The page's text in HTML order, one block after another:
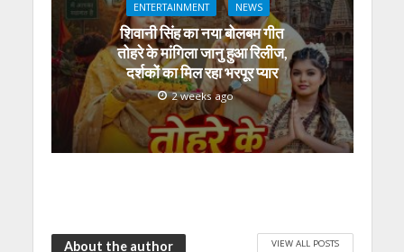
ENTERTAINMENT NEWS
शिवानी सिंह का नया बोलबम गीत
तोहरे के मांगिला जानु हुआ रिलीज,
दर्शकों का मिल रहा भरपूर प्यार
2 weeks ago
About the author VIEW ALL POSTS